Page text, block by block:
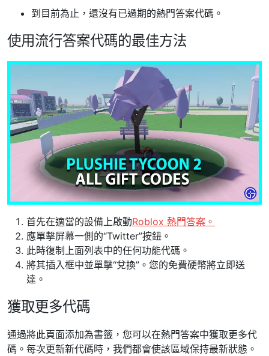
到目前為止，還沒有已過期的熱門答案代碼。
使用流行答案代碼的最佳方法
首先在適當的設備上啟動Roblox 熱門答案。
應單擊屏幕一側的“Twitter”按鈕。
此時復制上面列表中的任何功能代碼。
將其插入框中並單擊“兌換”。您的免費硬幣將立即送
達。
獲取更多代碼
通過將此頁面添加為書籤，您可以在熱門答案中獲取更多代
碼。每次更新新代碼時，我們都會使該區域保持最新狀態。